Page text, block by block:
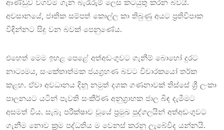
ආණ්ඩුව වගවීම ගැන බැරෑරුම් ලෙස කටයුතු කරන බවයි.
අවසානයේ, ජාතික සම්පත් කොල්ල කා තිබුණු අයට ප්‍රතිවිපාක
විඳින්නට සිදු වන බවක් පෙනුණේය.
එහෙත් මෙම ඉහළ පෙළේ අත්අඩංගුවට ගැනීම් බොහෝ දුරට
නාට්‍යමය, සංකේතාත්මක ජයග්‍රහණ බවට විචාරකයෝ තර්ක
කළහ. ඒවා අවධානය දිනූ නමුත් දශක ගණනාවක් තිස්සේ ශ්‍රී ලංකා
පාලනයට යටින් පැවති සංකීර්ණ අනුග්‍රාහක ජාල බිඳ දැමීමට
අසමත් විය. සැබෑ පරීක්ෂාව වූයේ ප්‍රමුඛ පුද්ගලයින් අත්අඩංගුවට
ගැනීම නොව ක්‍රම පද්ධතිය ම වෙනස් කරනු ලැබේවිද යන්නයි.